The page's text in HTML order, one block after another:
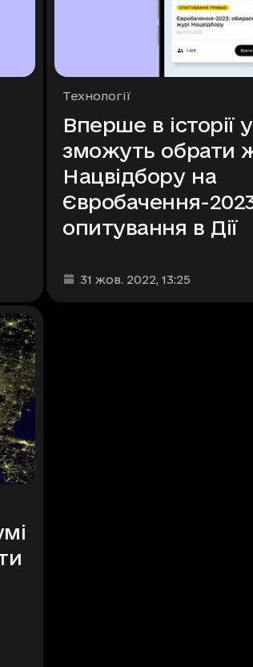
Рубрики
Технології
Вперше в історії
зможуть обрати
Нацвідбору на
Євробачення-
опитування в Дії
Дата та час публікації
31 жов. 2022, 13:25